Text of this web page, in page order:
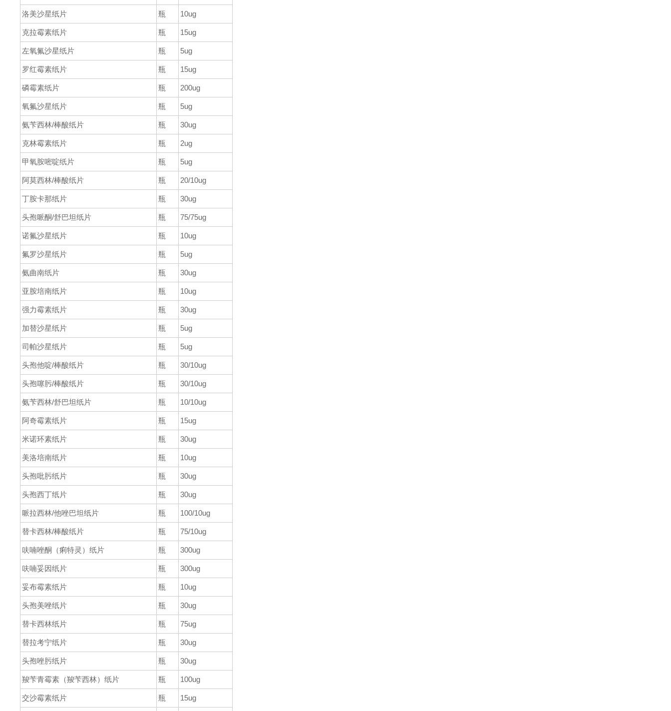
洛美沙星纸片 瓶 10ug
克拉霉素纸片 瓶 15ug
左氧氟沙星纸片 瓶 5ug
罗红霉素纸片 瓶 15ug
磷霉素纸片 瓶 200ug
氧氟沙星纸片 瓶 5ug
氨苄西林/棒酸纸片 瓶 30ug
克林霉素纸片 瓶 2ug
甲氧胺嘧啶纸片 瓶 5ug
阿莫西林/棒酸纸片 瓶 20/10ug
丁胺卡那纸片 瓶 30ug
头孢哌酮/舒巴坦纸片 瓶 75/75ug
诺氟沙星纸片 瓶 10ug
氟罗沙星纸片 瓶 5ug
氨曲南纸片 瓶 30ug
亚胺培南纸片 瓶 10ug
强力霉素纸片 瓶 30ug
加替沙星纸片 瓶 5ug
司帕沙星纸片 瓶 5ug
头孢他啶/棒酸纸片 瓶 30/10ug
头孢噻肟/棒酸纸片 瓶 30/10ug
氨苄西林/舒巴坦纸片 瓶 10/10ug
阿奇霉素纸片 瓶 15ug
米诺环素纸片 瓶 30ug
美洛培南纸片 瓶 10ug
头孢吡肟纸片 瓶 30ug
头孢西丁纸片 瓶 30ug
哌拉西林/他唑巴坦纸片 瓶 100/10ug
替卡西林/棒酸纸片 瓶 75/10ug
呋喃唑酮（痢特灵）纸片 瓶 300ug
呋喃妥因纸片 瓶 300ug
妥布霉素纸片 瓶 10ug
头孢美唑纸片 瓶 30ug
替卡西林纸片 瓶 75ug
替拉考宁纸片 瓶 30ug
头孢唑肟纸片 瓶 30ug
羧苄青霉素（羧苄西林）纸片 瓶 100ug
交沙霉素纸片 瓶 15ug